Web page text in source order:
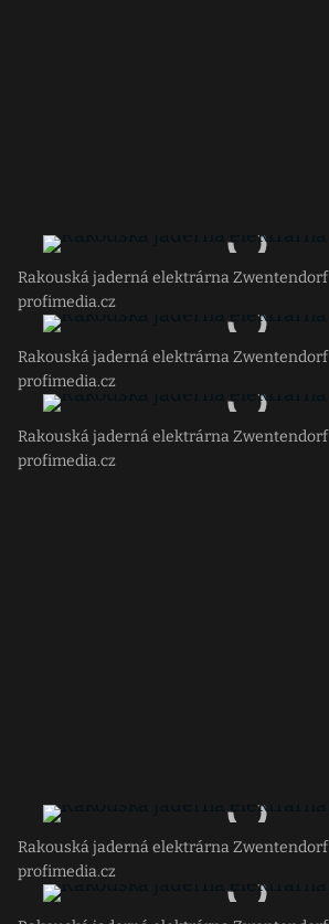
Rakouská jaderná elektrárna Zwentendorf
profimedia.cz
Rakouská jaderná elektrárna Zwentendorf
profimedia.cz
Rakouská jaderná elektrárna Zwentendorf
profimedia.cz
Rakouská jaderná elektrárna Zwentendorf
profimedia.cz